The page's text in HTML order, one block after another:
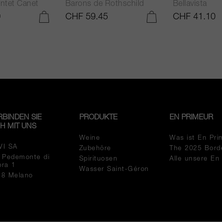
Canet Barons de Rothschild
CHF 59.45
Bellavista
CHF 41.10
SIE
MIT UNS
SA
Pedemonte di
1
Melano
PRODUKTE
Weine
Zubehöre
Spirituosen
Wasser Saint-Géron
EN PRIMEUR
Was ist En
The 2025
Alle unsere En